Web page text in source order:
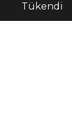
Tükendi